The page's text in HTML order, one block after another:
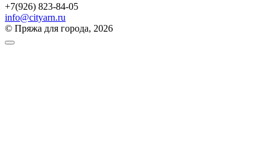
+7(926) 823-84-05
info@cityarn.ru
© Пряжа для города, 2026